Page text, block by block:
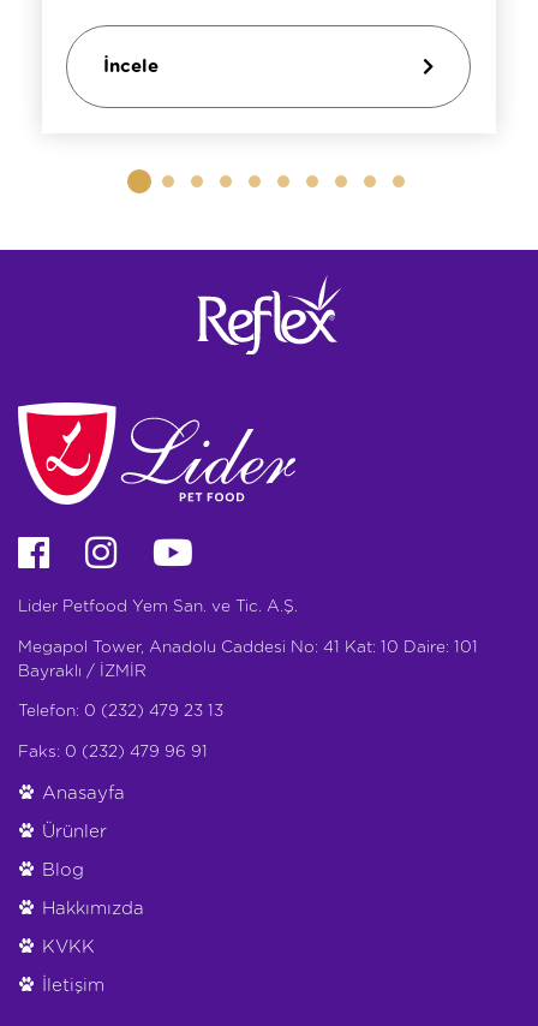
İncele
Lider Petfood Yem San. ve Tic. A.Ş.
Megapol Tower, Anadolu Caddesi No: 41 Kat: 10 Daire: 101
Bayraklı / İZMİR
Telefon: 0 (232) 479 23 13
Faks: 0 (232) 479 96 91
Anasayfa
Ürünler
Blog
Hakkımızda
KVKK
İletişim